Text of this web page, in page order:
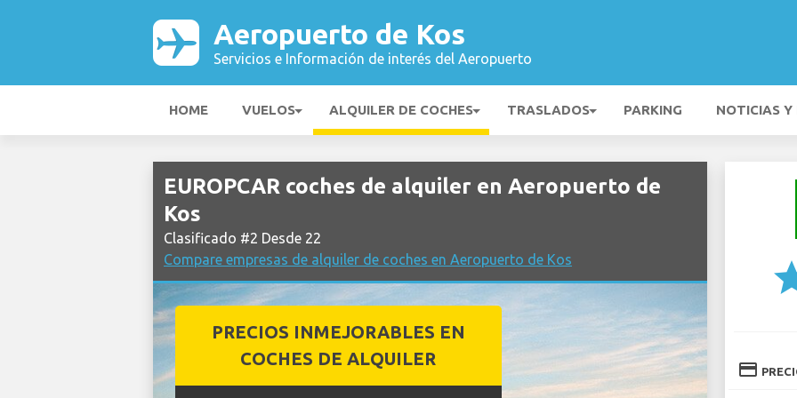
Aeropuerto de Kos
Servicios e Información de interés del Aeropuerto
HOME VUELOS ALQUILER DE COCHES TRASLADOS PARKING NOTICIAS Y
EUROPCAR coches de alquiler en Aeropuerto de
Kos
Clasificado #2 Desde 22
Compare empresas de alquiler de coches en Aeropuerto de Kos
PRECIOS INMEJORABLES EN
COCHES DE ALQUILER
credit_card